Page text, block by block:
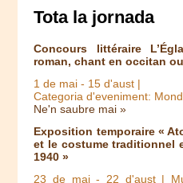
Tota la jornada
Concours littéraire
roman, chant en occitan
1 de mai - 15 d'aust |
Categoria d'eveniment:
Ne'n saubre mai »
Exposition temporaire «
et le costume traditionnel
1940 »
23 de mai- 22 d'aust|